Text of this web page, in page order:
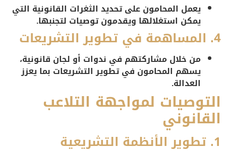
يعمل المحامون على تحديد الثغرات القانونية التي
يمكن استغلالها ويقدمون توصيات لتجنبها.
4. المساهمة في تطوير التشريعات
من خلال مشاركتهم في ندوات أو لجان قانونية،
يسهم المحامون في تطوير التشريعات بما يعزز
العدالة.
التوصيات لمواجهة التلاعب
القانوني
1. تطوير الأنظمة التشريعية